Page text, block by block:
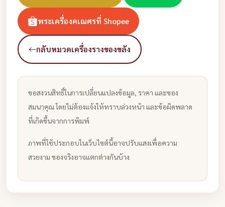
พระเครื่องคเณศรที่ Shopee
กลับหมวดเครื่องรางของขลัง
ขอสงวนสิทธิ์ในการเปลี่ยนแปลงข้อมูล, ราคา และของ
สมนาคุณ โดยไม่ต้องแจ้งให้ทราบล่วงหน้า และข้อผิดพลาด
ที่เกิดขึ้นจากการพิมพ์
ภาพที่ใช้ประกอบในเว็บไซต์นี้อาจปรับแสงเพื่อความ
สวยงาม ของจริงอาจแตกต่างกันบ้าง